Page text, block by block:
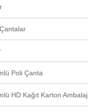
Poli Çanta
HD Kağıt Karton Ambalaj